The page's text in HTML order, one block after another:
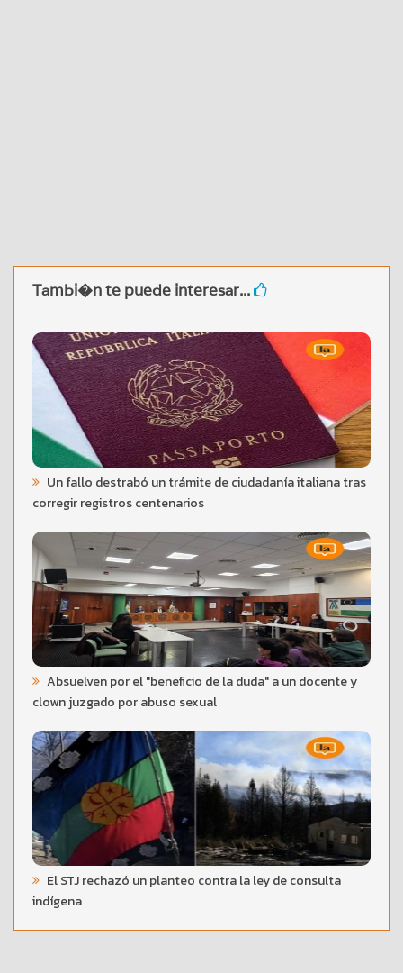
Tambi�n te puede interesar...
Un fallo destrabó un trámite de ciudadanía italiana tras
corregir registros centenarios
Absuelven por el "beneficio de la duda" a un docente y
clown juzgado por abuso sexual
El STJ rechazó un planteo contra la ley de consulta
indígena